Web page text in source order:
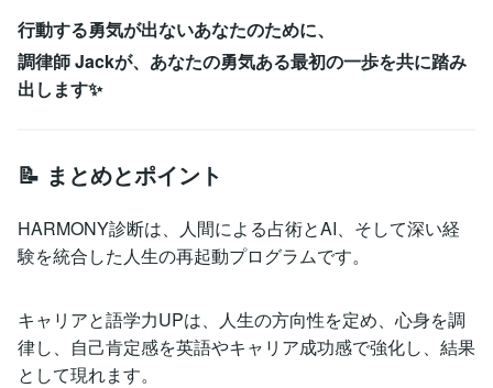
行動する勇気が出ないあなたのために、
調律師 Jackが、あなたの勇気ある最初の一歩を共に踏み
出します✨
📝 まとめとポイント
HARMONY診断は、人間による占術とAI、そして深い経
験を統合した人生の再起動プログラムです。
キャリアと語学力UPは、人生の方向性を定め、心身を調
律し、自己肯定感を英語やキャリア成功感で強化し、結果
として現れます。